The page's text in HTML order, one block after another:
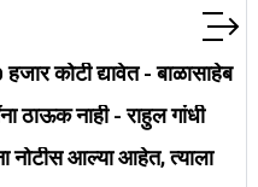
कोटी द्यावेत - बाळासाहेब
ठाऊक नाही - राहुल गांधी
नोटीस आल्या आहेत, त्याला